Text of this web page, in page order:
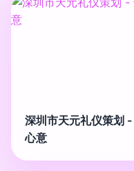
深圳市天元礼仪策划
心意